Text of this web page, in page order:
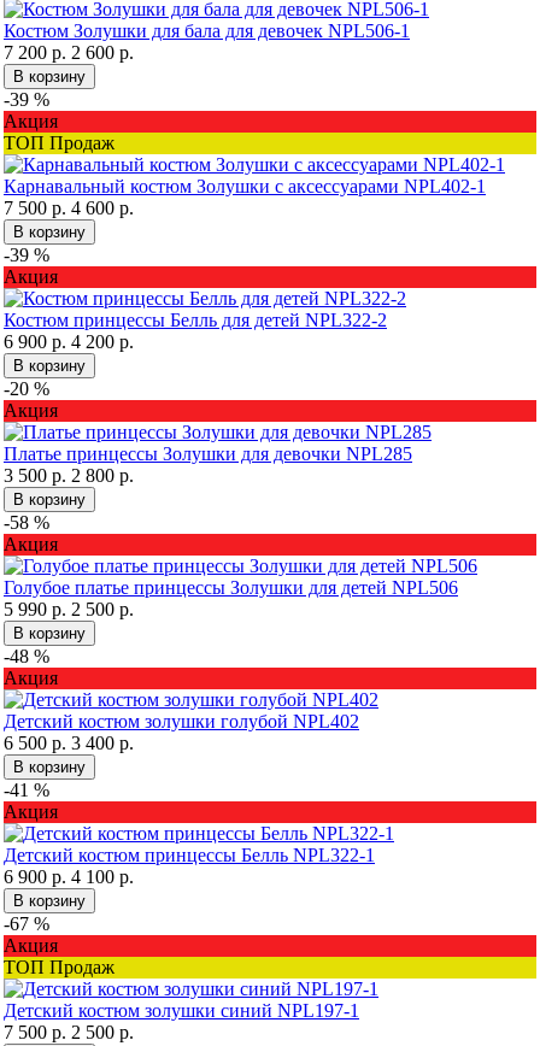
Костюм Золушки для бала для девочек NPL506-1
7 200 р. 2 600 р.
В корзину
-39 %
Акция
ТОП Продаж
Карнавальный костюм Золушки с аксессуарами NPL402-1
7 500 р. 4 600 р.
В корзину
-39 %
Акция
Костюм принцессы Белль для детей NPL322-2
6 900 р. 4 200 р.
В корзину
-20 %
Акция
Платье принцессы Золушки для девочки NPL285
3 500 р. 2 800 р.
В корзину
-58 %
Акция
Голубое платье принцессы Золушки для детей NPL506
5 990 р. 2 500 р.
В корзину
-48 %
Акция
Детский костюм золушки голубой NPL402
6 500 р. 3 400 р.
В корзину
-41 %
Акция
Детский костюм принцессы Белль NPL322-1
6 900 р. 4 100 р.
В корзину
-67 %
Акция
ТОП Продаж
Детский костюм золушки синий NPL197-1
7 500 р. 2 500 р.